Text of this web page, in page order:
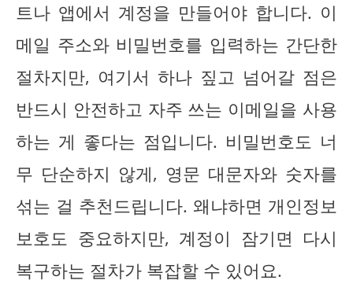
트나 앱에서 계정을 만들어야 합니다. 이
메일 주소와 비밀번호를 입력하는 간단한
절차지만, 여기서 하나 짚고 넘어갈 점은
반드시 안전하고 자주 쓰는 이메일을 사용
하는 게 좋다는 점입니다. 비밀번호도 너
무 단순하지 않게, 영문 대문자와 숫자를
섞는 걸 추천드립니다. 왜냐하면 개인정보
보호도 중요하지만, 계정이 잠기면 다시
복구하는 절차가 복잡할 수 있어요.